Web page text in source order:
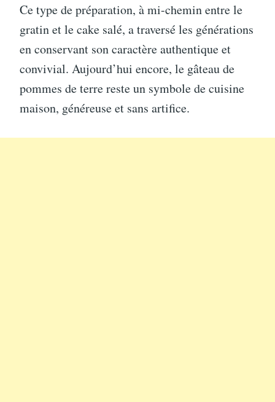
Ce type de préparation, à mi-chemin entre le
gratin et le cake salé, a traversé les générations
en conservant son caractère authentique et
convivial. Aujourd’hui encore, le gâteau de
pommes de terre reste un symbole de cuisine
maison, généreuse et sans artifice.